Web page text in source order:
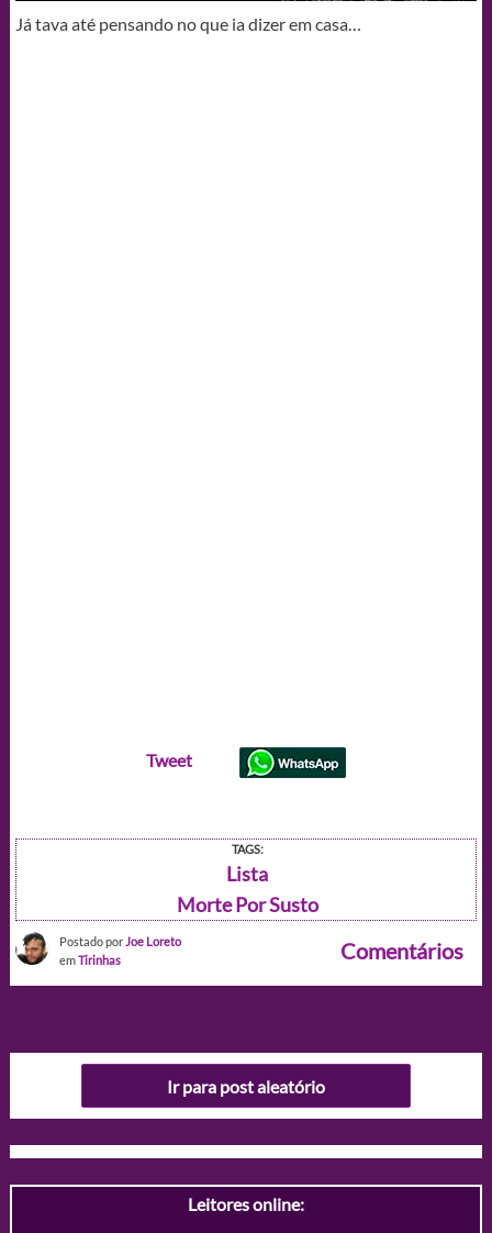
Já tava até pensando no que ia dizer em casa…
Tweet
TAGS:
Lista
Morte Por Susto
Postado por Joe Loreto
emTirinhas Comentários
Ir para post aleatório
Leitores online: